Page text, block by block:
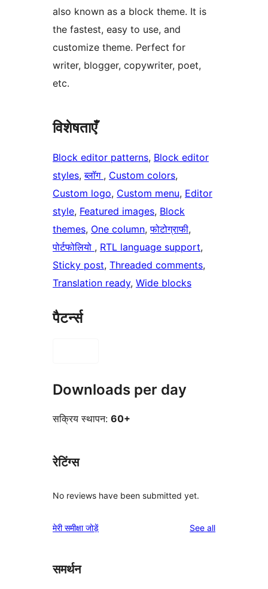
also known as a block theme. It is
the fastest, easy to use, and
customize theme. Perfect for
writer, blogger, copywriter, poet,
etc.
विशेषताएँ
Block editor patterns, Block editor
styles, ब्लॉग , Custom colors
Custom logo, Custom menu, Editor
style, Featured images, Block
themes, One column, फोटोग्राफी
पोर्टफोलियो , RTL language support
Sticky post, Threaded comments
Translation ready, Wide blocks
पैटर्न्स
Downloads per day
सक्रिय स्थापन: 60+
रेटिंग्स
No reviews have been submitted yet.
मेरी समीक्षा जोड़ें See allreviews
समर्थन